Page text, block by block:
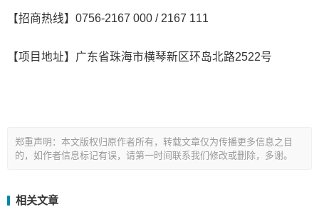
【招商热线】0756-2167 000 / 2167 111
【项目地址】广东省珠海市横琴新区环岛北路2522号
郑重声明：本文版权归原作者所有，转载文章仅为传播更多信息之目
的，如作者信息标记有误，请第一时间联系我们修改或删除，多谢。
相关文章